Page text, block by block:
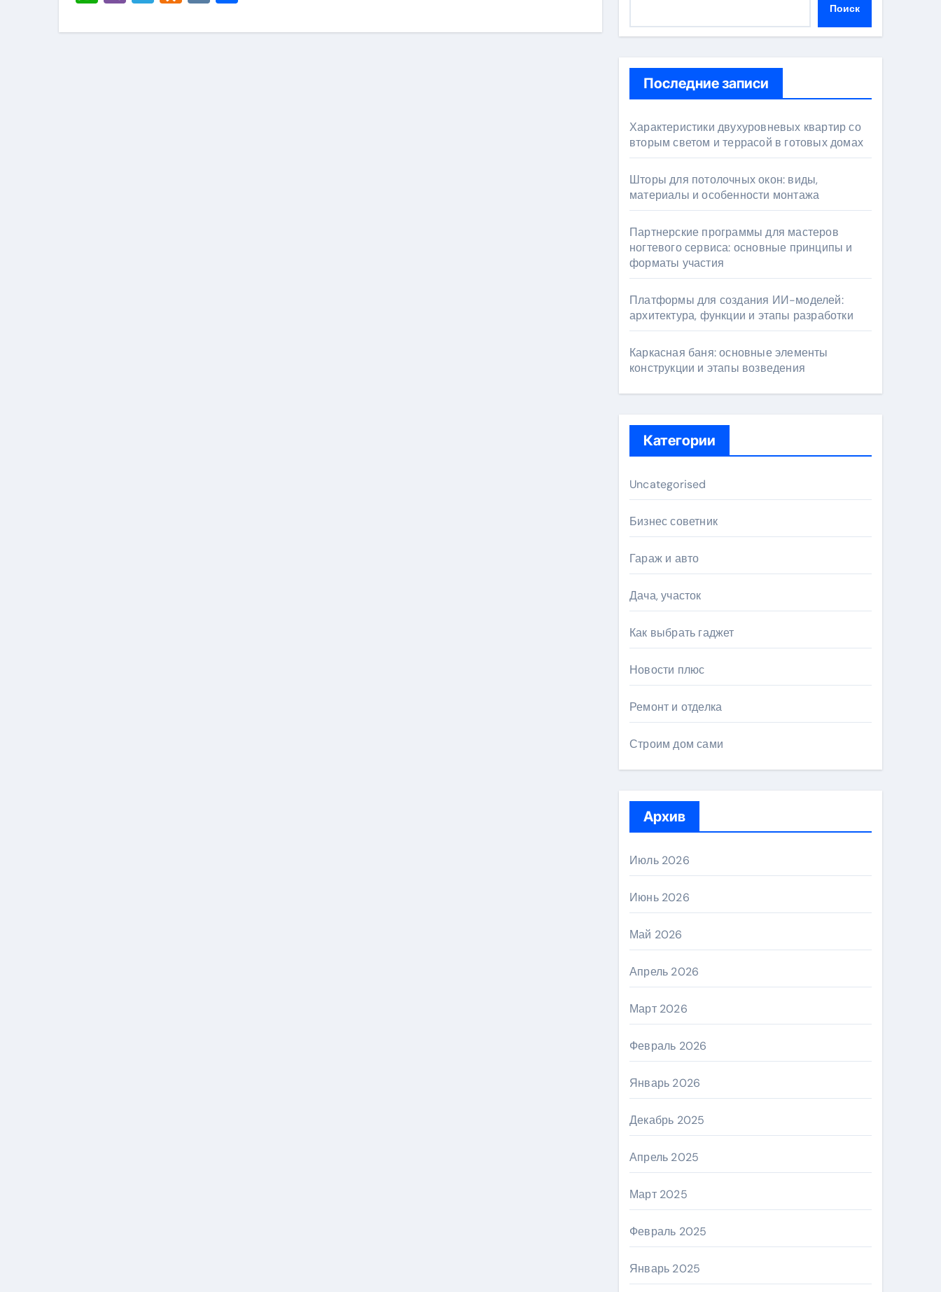
Поиск
Последние записи
Характеристики двухуровневых квартир со
вторым светом и террасой в готовых домах
Шторы для потолочных окон: виды,
материалы и особенности монтажа
Партнерские программы для мастеров
ногтевого сервиса: основные принципы и
форматы участия
Платформы для создания ИИ-моделей:
архитектура, функции и этапы разработки
Каркасная баня: основные элементы
конструкции и этапы возведения
Категории
Uncategorised
Бизнес советник
Гараж и авто
Дача, участок
Как выбрать гаджет
Новости плюс
Ремонт и отделка
Строим дом сами
Архив
Июль 2026
Июнь 2026
Май 2026
Апрель 2026
Март 2026
Февраль 2026
Январь 2026
Декабрь 2025
Апрель 2025
Март 2025
Февраль 2025
Январь 2025